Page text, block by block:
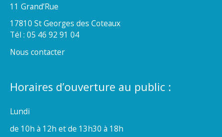
11 Grand’Rue
17810 St Georges des Coteaux
Tél : 05 46 92 91 04
Nous contacter
Horaires d’ouverture au public :
Lundi
de 10h à 12h et de 13h30 à 18h